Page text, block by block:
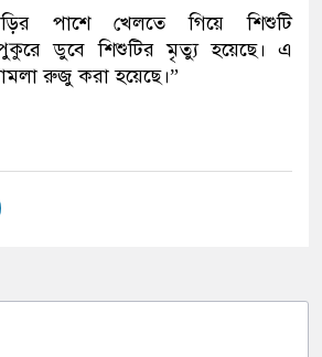
পাশে খেলতে গিয়ে শিশুটি
ডুবে শিশুটির মৃত্যু হয়েছে। এ
রুজু করা হয়েছে।”